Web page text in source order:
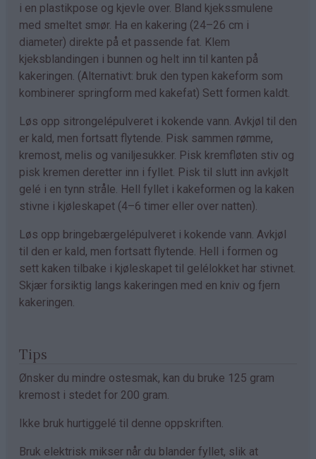
i en plastikpose og kjevle over. Bland kjekssmulene
med smeltet smør. Ha en kakering (24–26 cm i
diameter) direkte på et passende fat. Klem
kjeksblandingen i bunnen og helt inn til kanten på
kakeringen. (Alternativt: bruk den typen kakeform som
kombinerer springform med kakefat) Sett formen kaldt.
Løs opp sitrongelépulveret i kokende vann. Avkjøl til den
er kald, men fortsatt flytende. Pisk sammen rømme,
kremost, melis og vaniljesukker. Pisk kremfløten stiv og
pisk kremen deretter inn i fyllet. Pisk til slutt inn avkjølt
gelé i en tynn stråle. Hell fyllet i kakeformen og la kaken
stivne i kjøleskapet (4–6 timer eller over natten).
Løs opp bringebærgelépulveret i kokende vann. Avkjøl
til den er kald, men fortsatt flytende. Hell i formen og
sett kaken tilbake i kjøleskapet til gelélokket har stivnet.
Skjær forsiktig langs kakeringen med en kniv og fjern
kakeringen.
Tips
Ønsker du mindre ostesmak, kan du bruke 125 gram
kremost i stedet for 200 gram.
Ikke bruk hurtiggelé til denne oppskriften.
Bruk elektrisk mikser når du blander fyllet, slik at